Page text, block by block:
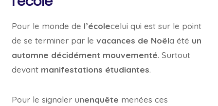
Pour le monde de l’écolecelui qui est sur le point
de se terminer par le vacances de Noëla été un
automne décidément mouvementé. Surtout
devant manifestations étudiantes.
Pour le signaler unenquête menées ces